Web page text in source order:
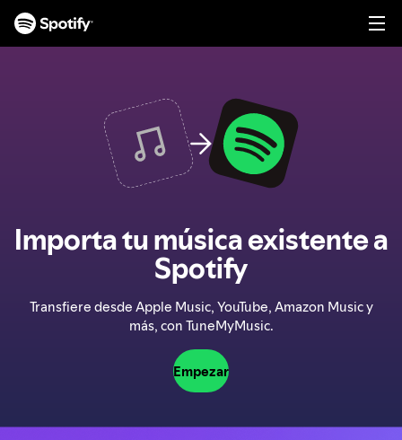
a
Importa tu música existente a
Spotify
Transfiere desde Apple Music, YouTube, Amazon Music y
más, con TuneMyMusic.
Empezar